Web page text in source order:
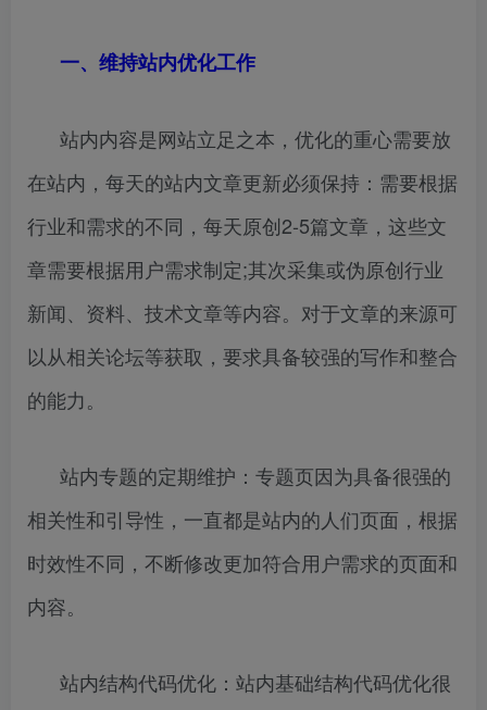
一、维持站内优化工作
站内内容是网站立足之本，优化的重心需要放
在站内，每天的站内文章更新必须保持：需要根据
行业和需求的不同，每天原创2-5篇文章，这些文
章需要根据用户需求制定;其次采集或伪原创行业
新闻、资料、技术文章等内容。对于文章的来源可
以从相关论坛等获取，要求具备较强的写作和整合
的能力。
站内专题的定期维护：专题页因为具备很强的
相关性和引导性，一直都是站内的人们页面，根据
时效性不同，不断修改更加符合用户需求的页面和
内容。
站内结构代码优化：站内基础结构代码优化很